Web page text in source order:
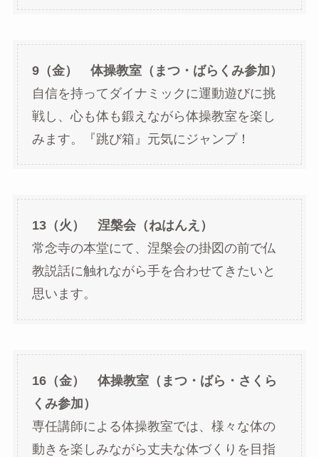
9（金） 体操教室（まつ・ばらくみ参加）
自信を持ってダイナミックに運動遊びに挑
戦し、心も体も鍛えながら体操教室を楽し
みます。『跳び箱』元気にジャンプ！
13（火） 涅槃会（ねはんえ）
常念寺の本堂にて、涅槃会の掛図の前で仏
教説話に触れながら手を合わせてきたいと
思います。
16（金） 体操教室（まつ・ばら・さくら
くみ参加）
専任講師による体操教室では、様々な体の
動きを楽しみながら丈夫な体づくりを目指